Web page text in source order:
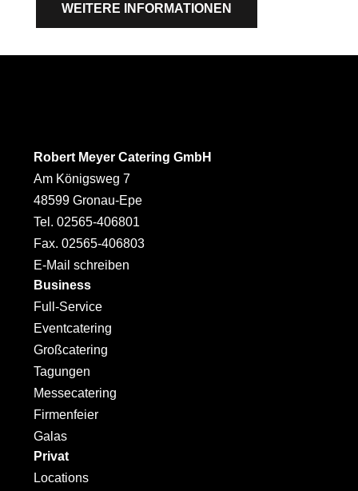
WEITERE INFORMATIONEN
Robert Meyer Catering GmbH
Am Königsweg 7
48599 Gronau-Epe
Tel. 02565-406801
Fax. 02565-406803
E-Mail schreiben
Business
Full-Service
Eventcatering
Großcatering
Tagungen
Messecatering
Firmenfeier
Galas
Privat
Locations